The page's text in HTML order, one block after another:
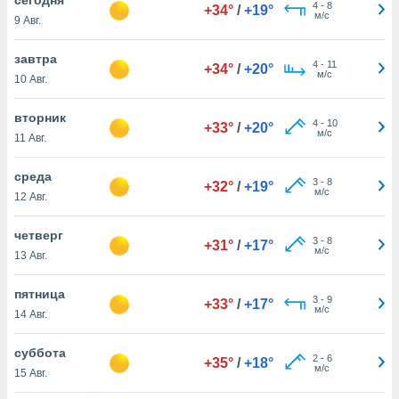
действия
на веб-
основе.
нашей
cookie
в
ВЫ
9 Авг.
+34° / +19° 4- 8
м/с
завтра
10 Авг.
+34° / +20° 4- 11
м/с
вторник
11 Авг.
+33° / +20° 4- 10
м/с
среда
12 Авг.
+32° / +19° 3- 8
м/с
четверг
13 Авг.
+31° / +17° 3- 8
м/с
пятница
14 Авг.
+33° / +17° 3- 9
м/с
суббота
15 Авг.
+35° / +18° 2- 6
м/с